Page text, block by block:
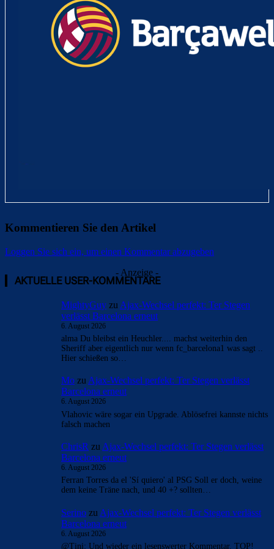
Kommentieren Sie den Artikel
Loggen Sie sich ein, um einen Kommentar abzugeben
- Anzeige -
AKTUELLE USER-KOMMENTARE
MightyGuy zu Ajax-Wechsel perfekt: Ter Stegen
verlässt Barcelona erneut
6. August 2026
alma Du bleibst ein Heuchler.... machst weiterhin den
Sheriff aber eigentlich nur wenn fc_barcelona1 was sagt ..
Hier schießen so…
Mo zuAjax-Wechsel perfekt: Ter Stegen verlässt
Barcelona erneut
6. August 2026
Vlahovic wäre sogar ein Upgrade. Ablösefrei kannste nichts
falsch machen
ChrisR zu Ajax-Wechsel perfekt: Ter Stegen verlässt
Barcelona erneut
6. August 2026
Ferran Torres da el 'Sí quiero' al PSG Soll er doch, weine
dem keine Träne nach, und 40 +? sollten…
Serino zu Ajax-Wechsel perfekt: Ter Stegen verlässt
Barcelona erneut
6. August 2026
@Tini: Und wieder ein lesenswerter Kommentar. TOP!